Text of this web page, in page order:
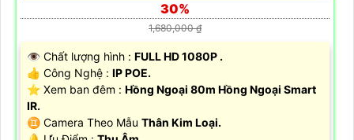
30%
1,680,000 ₫
👁 Chất lượng hình : FULL HD 1080P .
👍 Công Nghệ : IP POE.
⭐ Xem ban đêm : Hồng Ngoại 80m Hồng Ngoại Smart
IR.
♊ Camera Theo Mẫu Thân Kim Loại.